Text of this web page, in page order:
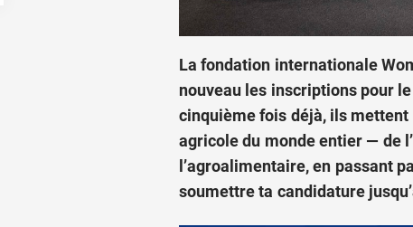
La fondation internationale
nouveau les inscriptions pour
cinquième fois déjà, ils mettent
agricole du monde entier — de
l’agroalimentaire, en passant
soumettre ta candidature